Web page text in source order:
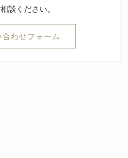
談ください。
合わせフォーム